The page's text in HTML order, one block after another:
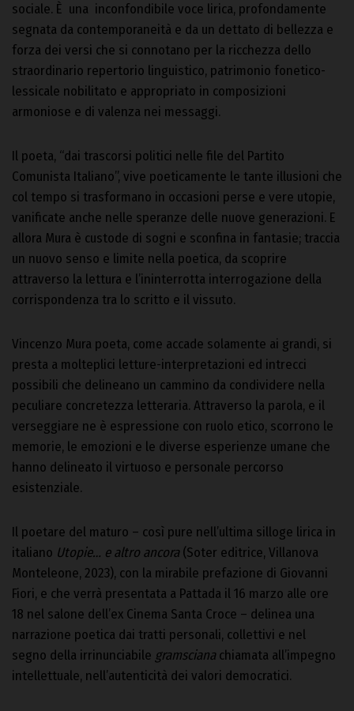
sociale. È una inconfondibile voce lirica, profondamente
segnata da contemporaneità e da un dettato di bellezza e
forza dei versi che si connotano per la ricchezza dello
straordinario repertorio linguistico, patrimonio fonetico-
lessicale nobilitato e appropriato in composizioni
armoniose e di valenza nei messaggi.
Il poeta, “dai trascorsi politici nelle file del Partito
Comunista Italiano”, vive poeticamente le tante illusioni che
col tempo si trasformano in occasioni perse e vere utopie,
vanificate anche nelle speranze delle nuove generazioni. E
allora Mura è custode di sogni e sconfina in fantasie; traccia
un nuovo senso e limite nella poetica, da scoprire
attraverso la lettura e l’ininterrotta interrogazione della
corrispondenza tra lo scritto e il vissuto.
Vincenzo Mura poeta, come accade solamente ai grandi, si
presta a molteplici letture-interpretazioni ed intrecci
possibili che delineano un cammino da condividere nella
peculiare concretezza letteraria. Attraverso la parola, e il
verseggiare ne è espressione con ruolo etico, scorrono le
memorie, le emozioni e le diverse esperienze umane che
hanno delineato il virtuoso e personale percorso
esistenziale.
Il poetare del maturo – così pure nell’ultima silloge lirica in
italiano Utopie… e altro ancora (Soter editrice, Villanova
Monteleone, 2023), con la mirabile prefazione di Giovanni
Fiori, e che verrà presentata a Pattada il 16 marzo alle ore
18 nel salone dell’ex Cinema Santa Croce – delinea una
narrazione poetica dai tratti personali, collettivi e nel
segno della irrinunciabile gramsciana chiamata all’impegno
intellettuale, nell’autenticità dei valori democratici.